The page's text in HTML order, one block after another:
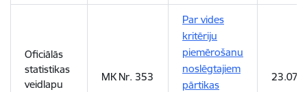
Oficiālās
statistikas
veidlapu
MK Nr. 353
Par vides
kritēriju
piemērošanu
noslēgtajiem
pārtikas